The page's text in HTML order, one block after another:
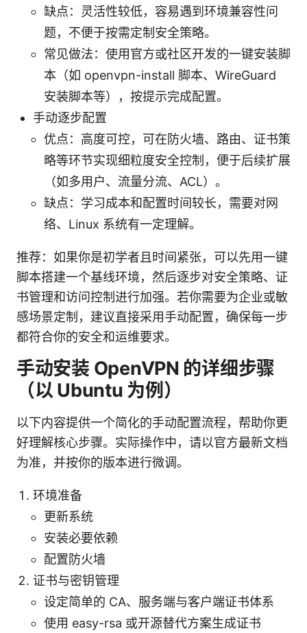
缺点：灵活性较低，容易遇到环境兼容性问
题，不便于按需定制安全策略。
常见做法：使用官方或社区开发的一键安装脚
本（如 openvpn-install 脚本、WireGuard
安装脚本等），按提示完成配置。
手动逐步配置
优点：高度可控，可在防火墙、路由、证书策
略等环节实现细粒度安全控制，便于后续扩展
（如多用户、流量分流、ACL）。
缺点：学习成本和配置时间较长，需要对网
络、Linux 系统有一定理解。
推荐：如果你是初学者且时间紧张，可以先用一键
脚本搭建一个基线环境，然后逐步对安全策略、证
书管理和访问控制进行加强。若你需要为企业或敏
感场景定制，建议直接采用手动配置，确保每一步
都符合你的安全和运维要求。
手动安装 OpenVPN 的详细步骤
（以 Ubuntu 为例）
以下内容提供一个简化的手动配置流程，帮助你更
好理解核心步骤。实际操作中，请以官方最新文档
为准，并按你的版本进行微调。
环境准备
更新系统
安装必要依赖
配置防火墙
证书与密钥管理
设定简单的 CA、服务端与客户端证书体系
使用 easy-rsa 或开源替代方案生成证书